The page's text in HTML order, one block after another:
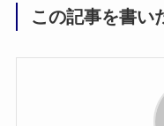
この記事を書い